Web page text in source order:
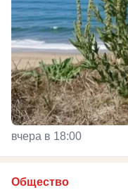
вчера в 18:00
Общество